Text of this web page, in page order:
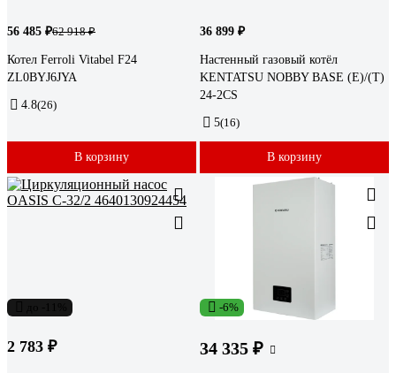
56 485 ₽62 918 ₽
Котел Ferroli Vitabel F24
ZL0BYJ6JYA
4.8(26)
В корзину
36 899 ₽
Настенный газовый котёл
KENTATSU NOBBY BASE (E)/(T)
24-2CS
5(16)
В корзину
2 783 ₽
-6%
34 335 ₽